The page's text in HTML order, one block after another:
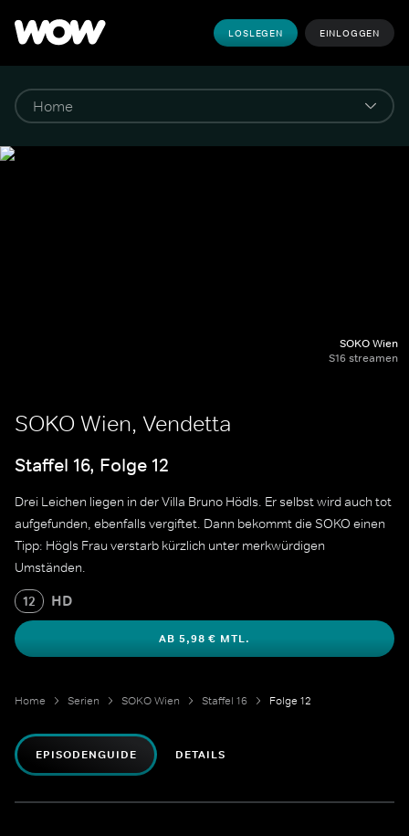
LOSLEGEN EINLOGGEN
SOKO Wien
S16 streamen
SOKO Wien, Vendetta
Staffel 16, Folge 12
Drei Leichen liegen in der Villa Bruno Hödls. Er selbst wird auch tot
aufgefunden, ebenfalls vergiftet. Dann bekommt die SOKO einen
Tipp: Högls Frau verstarb kürzlich unter merkwürdigen
Umständen.
12 HD
AB 5,98 € MTL.
Home Serien SOKO Wien Staffel 16 Folge 12
EPISODENGUIDE DETAILS